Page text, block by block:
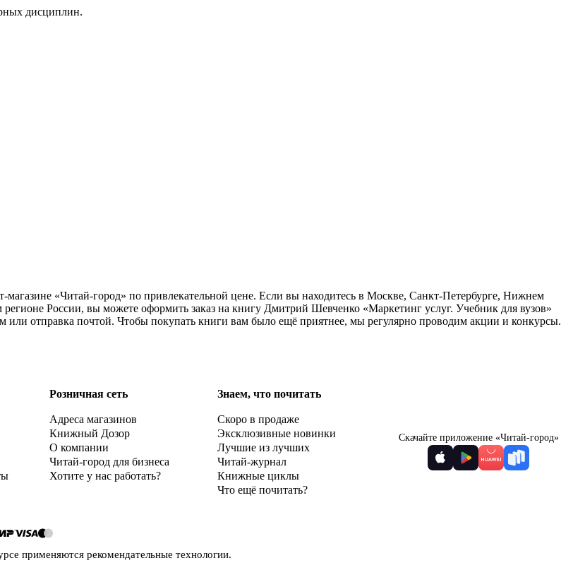
дисциплин.
магазине «Читай-город» по привлекательной цене. Если вы находитесь в Москве, Санкт-Петербурге, Нижнем
России, вы можете оформить заказ на книгу Дмитрий Шевченко «Маркетинг услуг. Учебник для вузов»
или отправка почтой. Чтобы покупать книги вам было ещё приятнее, мы регулярно проводим акции и конкурсы.
Розничная сеть
Адреса магазинов
Книжный Дозор
О компании
Читай-город для бизнеса
Хотите у нас работать?
Знаем, что почитать
Скоро в продаже
Эксклюзивные новинки
Лучшие из лучших
Читай-журнал
Книжные циклы
Что ещё почитать?
применяются рекомендательные технологии.
Скачайте приложение «Читай-город»